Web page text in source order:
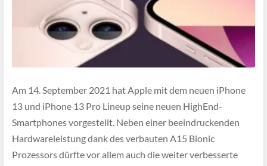
Am 14. September 2021 hat Apple mit dem neuen iPhone
13 und iPhone 13 Pro Lineup seine neuen HighEnd-
Smartphones vorgestellt. Neben einer beeindruckenden
Hardwareleistung dank des verbauten A15 Bionic
Prozessors dürfte vor allem auch die weiter verbesserte